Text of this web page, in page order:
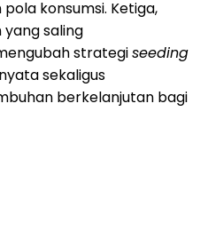
konsumsi. Ketiga,
saling
strategiseeding
sekaligus
berkelanjutan bagi